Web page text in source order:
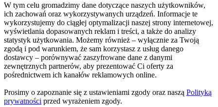
W tym celu gromadzimy dane dotyczące naszych użytkowników,
ich zachowań oraz wykorzystywanych urządzeń. Informacje te
wykorzystujemy do ciągłej optymalizacji naszej strony internetowej,
wyświetlania dopasowanych reklam i treści, a także do analizy
statystyk użytkowania. Możemy również – wyłącznie za Twoją
zgodą i pod warunkiem, że sam korzystasz z usług danego
dostawcy – porównywać zaszyfrowane dane z danymi
zewnętrznych partnerów, aby prezentować Ci oferty za
pośrednictwem ich kanałów reklamowych online.
Prosimy o zapoznanie się z ustawieniami zgody oraz naszą Polityką
prywatności przed wyrażeniem zgody.